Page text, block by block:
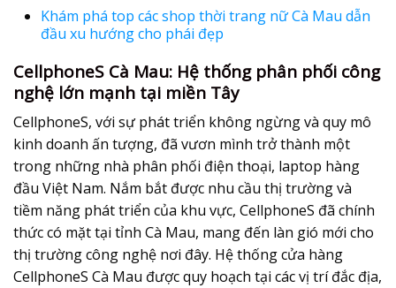
Khám phá top các shop thời trang nữ Cà Mau dẫn
đầu xu hướng cho phái đẹp
CellphoneS Cà Mau: Hệ thống phân phối công
nghệ lớn mạnh tại miền Tây
CellphoneS, với sự phát triển không ngừng và quy mô
kinh doanh ấn tượng, đã vươn mình trở thành một
trong những nhà phân phối điện thoại, laptop hàng
đầu Việt Nam. Nắm bắt được nhu cầu thị trường và
tiềm năng phát triển của khu vực, CellphoneS đã chính
thức có mặt tại tỉnh Cà Mau, mang đến làn gió mới cho
thị trường công nghệ nơi đây. Hệ thống cửa hàng
CellphoneS Cà Mau được quy hoạch tại các vị trí đắc địa,